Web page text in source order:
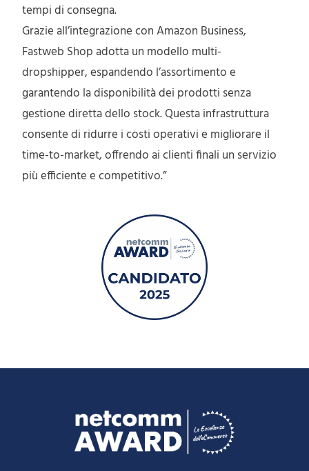
tempi di consegna.
Grazie all’integrazione con Amazon Business,
Fastweb Shop adotta un modello multi-
dropshipper, espandendo l’assortimento e
garantendo la disponibilità dei prodotti senza
gestione diretta dello stock. Questa infrastruttura
consente di ridurre i costi operativi e migliorare il
time-to-market, offrendo ai clienti finali un servizio
più efficiente e competitivo.”